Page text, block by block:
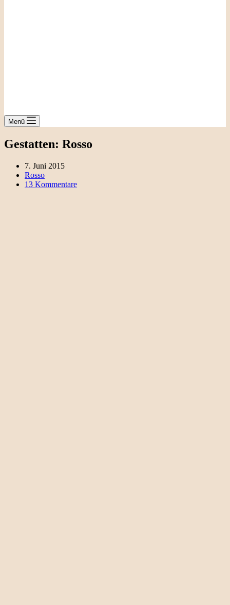
Menü
Gestatten: Rosso
7. Juni 2015
Rosso
13 Kommentare